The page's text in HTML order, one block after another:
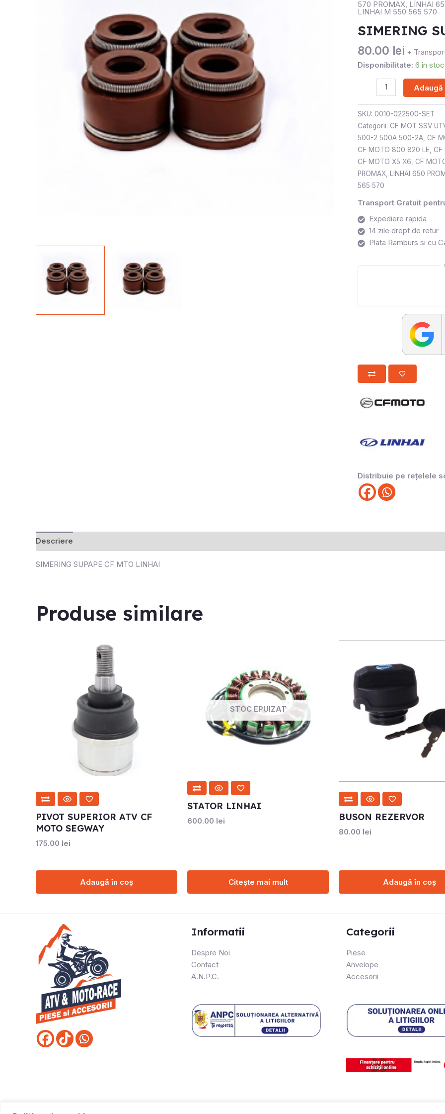
570 PROMAX, LINHAI
LINHAI M 550 565 570
SIMERING
80.00 lei +
Disponibilitate: 6 în stoc
LINHAI
Adaugă
SKU: 0010-022500-SET
Categorii: CF MOT SSV
500-2 500A 500-2A, CF
CF MOTO 800 820 LE, CF
CF MOTO X5 X6, CF
PROMAX, LINHAI 650
565 570
Transport Gratuit
Expediere rapida
14 zile drept de retur
Plata Ramburs si cu
Distribuie pe rețelele
Descriere
SIMERING SUPAPE CF MTO LINHAI
Produse similare
PIVOT SUPERIOR ATV CF
MOTO SEGWAY
175.00 lei
Adaugă în coș
STOC EPUIZAT
STATOR LINHAI
600.00 lei
Citește mai mult
BUSON REZERVOR
80.00 lei
Adaugă în coș
Informatii
Despre Noi
Contact
A.N.P.C.
Categorii
Piese
Anvelope
Accesorii